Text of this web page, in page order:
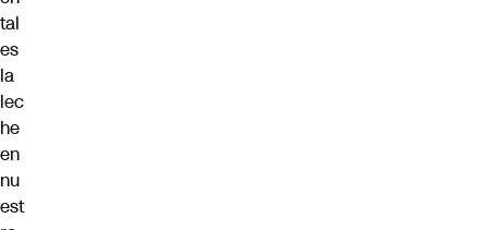
tal
es
la
lec
he
en
nu
est